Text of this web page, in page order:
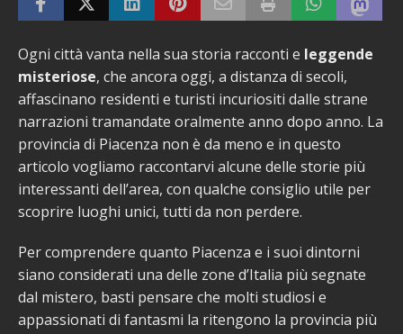
Ogni città vanta nella sua storia racconti e leggende
misteriose, che ancora oggi, a distanza di secoli,
affascinano residenti e turisti incuriositi dalle strane
narrazioni tramandate oralmente anno dopo anno. La
provincia di Piacenza non è da meno e in questo
articolo vogliamo raccontarvi alcune delle storie più
interessanti dell’area, con qualche consiglio utile per
scoprire luoghi unici, tutti da non perdere.
Per comprendere quanto Piacenza e i suoi dintorni
siano considerati una delle zone d’Italia più segnate
dal mistero, basti pensare che molti studiosi e
appassionati di fantasmi la ritengono la provincia più